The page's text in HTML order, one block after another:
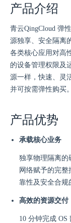
产品介绍
青云QingCloud 弹
源独享、安全隔离
各类核心应用对高
的设备管理权限及
源一样，快速、灵
并可按需弹性购买。
产品优势
承载核心业务
独享物理隔离的
网络赋予的完
靠性及安全合规
高效的资源交付
10 分钟完成